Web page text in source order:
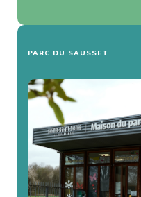
PARC DU SAUSSET